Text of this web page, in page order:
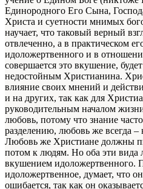
Единородного Его Сына,
Христа и суетности мнимых
научает, что таковый верный
отвлеченно, а в практическом
идоложертвенного и в
совершается это вкушение,
недостойным Христианина.
влияние своих мнений и
и на других, так как для
руководительным началом
любовь, потому что знание
разделению, любовь же всегда
Любовь же Христиане должны
потом к людям. Но оба эти вида
вкушением идоложертвенного.
идоложертвенное, думает, что
ошибается, так как он